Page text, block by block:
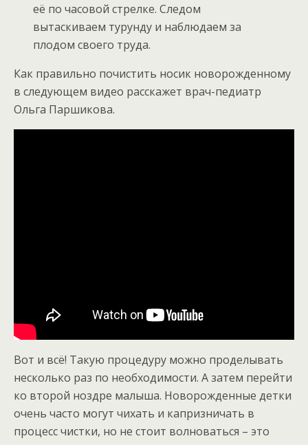
её по часовой стрелке. Следом
вытаскиваем турунду и наблюдаем за
плодом своего труда.
Как правильно почистить носик новорожденному
в следующем видео расскажет врач-педиатр
Ольга Паршикова.
Вот и всё! Такую процедуру можно проделывать
несколько раз по необходимости. А затем перейти
ко второй ноздре малыша. Новорожденные детки
очень часто могут чихать и капризничать в
процесс чистки, но не стоит волноваться – это